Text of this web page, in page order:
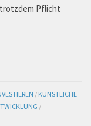
Pflicht
/ KÜNSTLICHE
/